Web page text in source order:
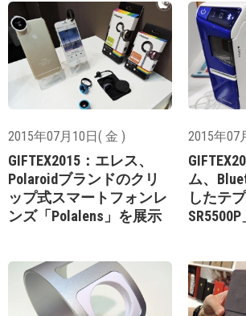
2015年07月10日( 金 )
GIFTEX2015：エレス、
Polaroidブランドのクリ
ップ式スマートフォンレ
ンズ「Polalens」を展示
2015年07
ム、
したテ